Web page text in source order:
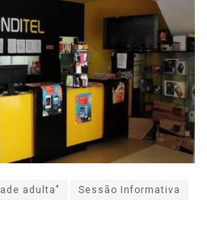
adulta"
Sessão Informativa